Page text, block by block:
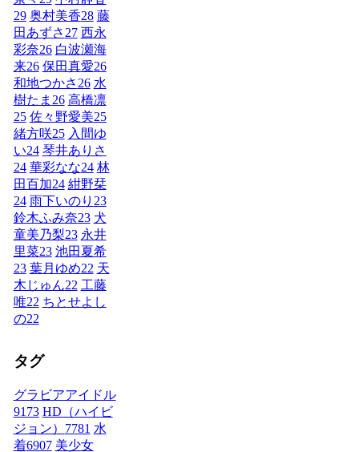
29 奥村美香28 藤
田あずさ 27 西永
彩奈26 白波瀬海
来26 保田真愛26
和地つかさ 26 水
樹たま 26 高橋凛
25 佐々野愛美25
緒方咲25 入間ゆ
い24 琴井ありさ
24 華彩なな24 林
田百加24 紺野栞
24 雨下いのり 23
鈴木ふみ奈23 犬
童美乃梨23 永井
里菜23 池田夏希
23 葉月ゆめ22 天
木じゅん22 工藤
唯22 ちとせよし
の22
タグ
グラビアアイドル
9173 HD（ハイビ
ジョン） 7781 水
着6907 美少女